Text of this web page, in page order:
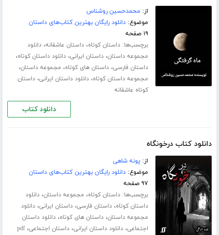
از: محمدحسین روشناس
موضوع:دانلود رایگان بهترین کتاب‌های داستان
۱۹ صفحه
برچسب‌ها:داستان کوتاه،داستان عاشقانه،دانلود
مجموعه داستان،داستان ایرانی،دانلود داستان کوتاه،
داستان فارسی،داستان های کوتاه، مجموعه داستان،
مجموعه داستان کوتاه،دانلود داستان ایرانی،داستان
کوتاه عاشقانه
دانلود کتاب
دانلود کتاب درخونگاه
از:پونه شاهی
موضوع:دانلود رایگان بهترین کتاب‌های داستان
۹۷ صفحه
برچسب‌ها:داستان کوتاه، مجموعه داستان،دانلود
داستان کوتاه،داستان فارسی،داستان ایرانی،دانلود
مجموعه داستان،داستان های کوتاه،دانلود داستان
اجتماعی،دانلود داستان ایرانی،داستان اجتماعی،pdf